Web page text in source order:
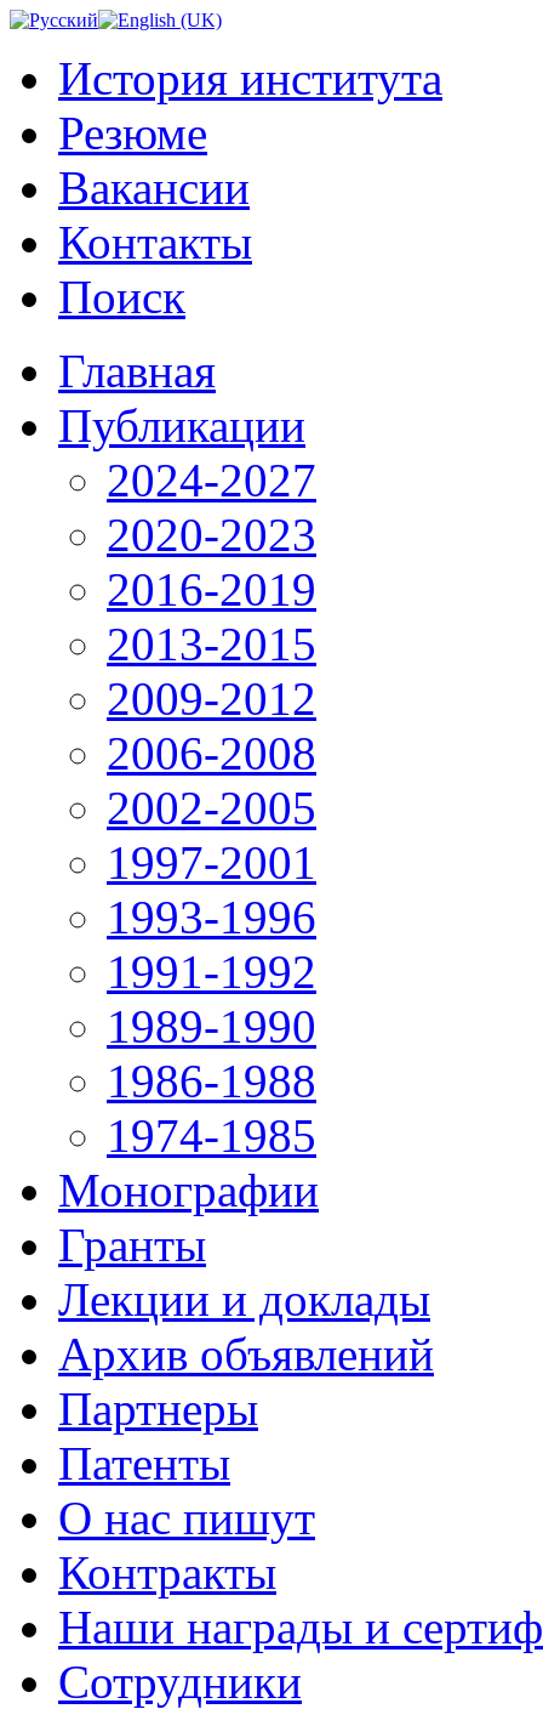
История института
Резюме
Вакансии
Контакты
Поиск
Главная
Публикации
2024-2027
2020-2023
2016-2019
2013-2015
2009-2012
2006-2008
2002-2005
1997-2001
1993-1996
1991-1992
1989-1990
1986-1988
1974-1985
Монографии
Гранты
Лекции и доклады
Архив объявлений
Партнеры
Патенты
О нас пишут
Контракты
Наши награды и
Сотрудники